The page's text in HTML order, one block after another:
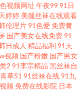
视频网址 午夜99 91日
婷婷 美腿丝袜在线观看
伦理片91色爱免费黄
国产美女在线免费91
日成人 精品福利 91天
视频 国产粉嫩 国产男女
2 91李宗精品 黑丝袜自
草51 91丝袜在线91九
频 免费在线影院 日本